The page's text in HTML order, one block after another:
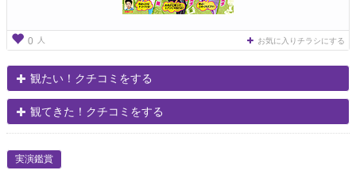
0 人 お気に入りチラシにする
観たい！クチコミをする
観てきた！クチコミをする
実演鑑賞